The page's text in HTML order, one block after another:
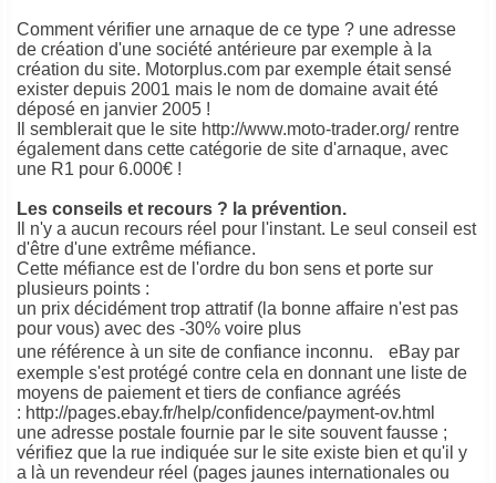
Comment vérifier une arnaque de ce type ? une adresse
de création d'une société antérieure par exemple à la
création du site. Motorplus.com par exemple était sensé
exister depuis 2001 mais le nom de domaine avait été
déposé en janvier 2005 !
Il semblerait que le site http://www.moto-trader.org/ rentre
également dans cette catégorie de site d'arnaque, avec
une R1 pour 6.000€ !
Les conseils et recours ? la prévention.
Il n'y a aucun recours réel pour l'instant. Le seul conseil est
d'être d'une extrême méfiance.
Cette méfiance est de l'ordre du bon sens et porte sur
plusieurs points :
un prix décidément trop attratif (la bonne affaire n'est pas
pour vous) avec des -30% voire plus
une référence à un site de confiance inconnu. eBay par
exemple s'est protégé contre cela en donnant une liste de
moyens de paiement et tiers de confiance agréés
: http://pages.ebay.fr/help/confidence/payment-ov.html
une adresse postale fournie par le site souvent fausse ;
vérifiez que la rue indiquée sur le site existe bien et qu'il y
a là un revendeur réel (pages jaunes internationales ou